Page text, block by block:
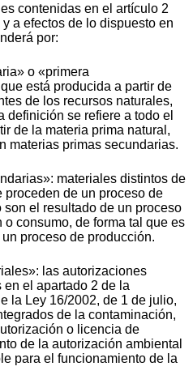
contenidas en el artículo 2
a efectos de lo dispuesto en
por:
o «primera
está producida a partir de
de los recursos naturales,
definición se refiere a todo el
de la materia prima natural,
materias primas secundarias.
materiales distintos de
proceden de un proceso de
el resultado de un proceso
consumo, de forma tal que es
proceso de producción.
las autorizaciones
el apartado 2 de la
la Ley 16/2002, de 1 de julio,
de la contaminación,
o licencia de
de la autorización ambiental
para el funcionamiento de la